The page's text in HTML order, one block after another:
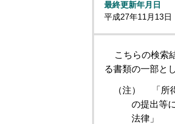
最終更新年月日
平成27年11月13日
こちらの検索
る書類の一部と
（注）
「
の提出等
法律」